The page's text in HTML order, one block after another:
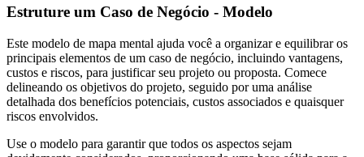
Estruture um Caso de Negócio - Modelo
Este modelo de mapa mental ajuda você a organizar e equilibrar os
principais elementos de um caso de negócio, incluindo vantagens,
custos e riscos, para justificar seu projeto ou proposta. Comece
delineando os objetivos do projeto, seguido por uma análise
detalhada dos benefícios potenciais, custos associados e quaisquer
riscos envolvidos.
Use o modelo para garantir que todos os aspectos sejam